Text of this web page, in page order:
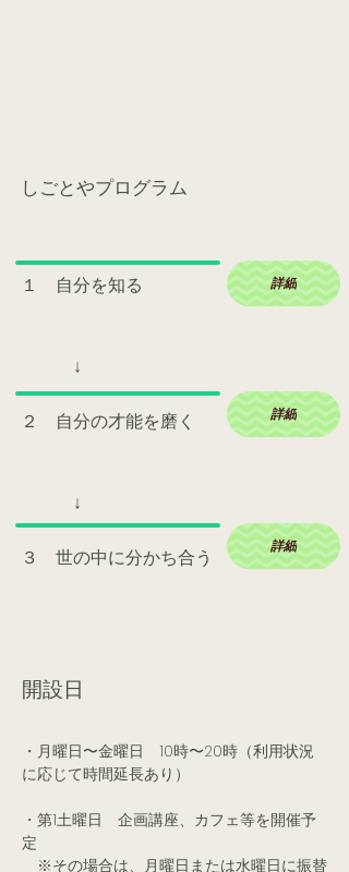
​しごとやプログラム
１ 自分を知る
↓
２ 自分の才能を磨く
​ ↓
３ 世の中に分かち合う
詳細
詳細
詳細
開設日
・月曜日〜金曜日 10時〜20時（利用状況
に応じて時間延長あり）
・第1土曜日 企画講座、カフェ等を開催予
定
​ ※その場合は、月曜日または水曜日に振替